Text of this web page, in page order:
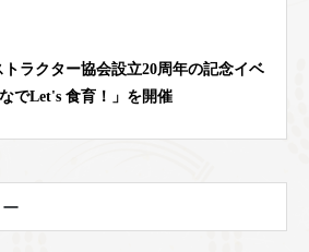
ラクター協会設立20周年の記念イベ
でLet's 食育！」を開催